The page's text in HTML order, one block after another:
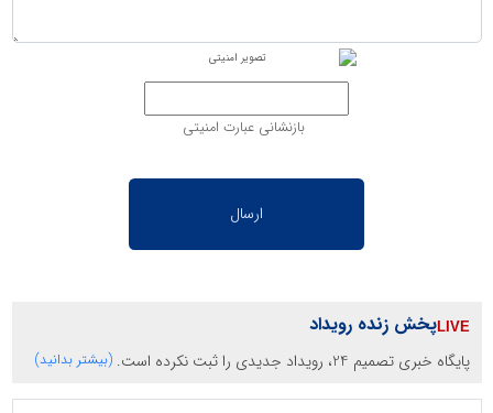
بازنشانی عبارت امنیتی
پخش زنده رویداد
پایگاه خبری تصمیم 24، رویداد جدیدی را ثبت نکرده است. (بیشتر بدانید)